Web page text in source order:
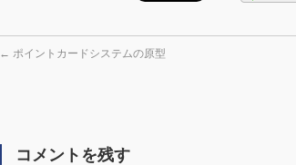
← ポイントカードシステムの原型
コメントを残す